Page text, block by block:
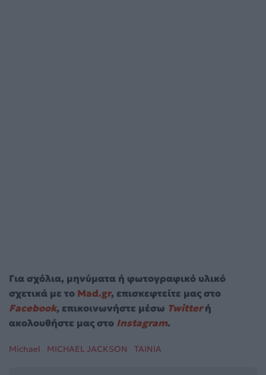
Για σχόλια, μηνύματα ή φωτογραφικό υλικό
σχετικά με το Mad.gr, επισκεφτείτε μας στο
Facebook, επικοινωνήστε μέσω Twitterή
ακολουθήστε μας στο Instagram.
Michael MICHAEL JACKSON ΤΑΙΝΙΑ